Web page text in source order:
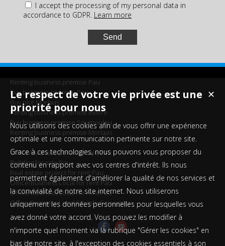
I accept the processing of my personal data in
accordance to GDPR. Learn more
Renting business premise Pau
Buy business premise Pau
Buy plot Morlaas
Renting business premise Billère
Buy business premise Soumoulou
Renting business premise Morlaas
Office/Business Local for sale Pau
Building for sale Pau
Real estate project for rent Pau
Office/Business Local for rent Pau
Office/Business Local for rent Pau
Office/Business Local for sale Sauvagnon
Our fees
✕
Le respect de votre vie privée est une
priorité pour nous
Nous utilisons des cookies afin de vous offrir une expérience
optimale et une communication pertinente sur notre site.
Grace à ces technologies, nous pouvons vous proposer du
contenu en rapport avec vos centres d'intérêt. Ils nous
permettent également d'améliorer la qualité de nos services et
la convivialité de notre site internet. Nous utiliserons
uniquement les données personnelles pour lesquelles vous
avez donné votre accord. Vous pouvez les modifier à
n'importe quel moment via la rubrique "Gérer les cookies" en
bas de notre site, à l'exception des cookies essentiels à son